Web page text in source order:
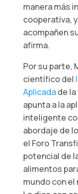
manera más
cooperativa,
acompañen
afirma.
Por su parte,
científico del
Aplicadade la
apunta a la
inteligente
abordaje de
el Foro
potencial de
alimentos
mundo con